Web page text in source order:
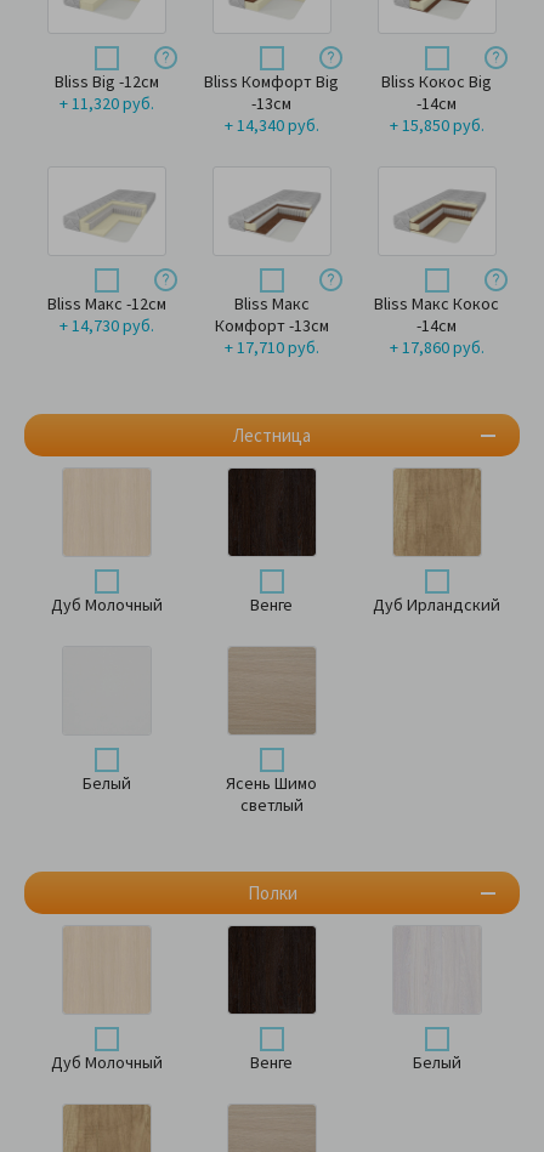
Лестница
Полки
Bliss Big -12см
+ 11,320 руб.
Bliss Комфорт Big
-13см
+ 14,340 руб.
Bliss Кокос Big
-14см
+ 15,850 руб.
Bliss Макс -12см
+ 14,730 руб.
Bliss Макс
Комфорт -13см
+ 17,710 руб.
Bliss Макс Кокос
-14см
+ 17,860 руб.
Дуб Молочный Венге Дуб Ирландский
Белый
Ясень Шимо
светлый
Дуб Молочный Венге Белый